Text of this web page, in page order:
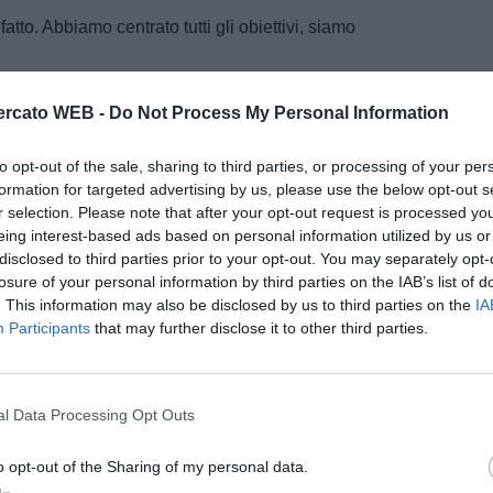
WEB - Do Not Process My Personal Information
opt-out of the sale, sharing to third parties, or processing of your
for targeted advertising by us, please use the below opt-out
selection. Please note that after your opt-out request is processed
interest-based ads based on personal information utilized by us
to third parties prior to your opt-out. You may separately
of your personal information by third parties on the IAB’s list of
This information may also be disclosed by us to third parties on the
Participants that may further disclose it to other third parties.
Data Processing Opt Outs
opt-out of the Sharing of my personal data.
Abbiamo centrato tutti gli obiettivi, siamo
venire da noi, è stata una trattativa complicata e
della tua squadra. Attiva
DAZN!